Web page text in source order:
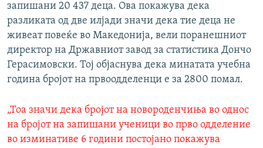
запишани 20 437 деца. Ова покажува дека
разликата од две илјади значи дека тие деца не
живеат повеќе во Македонија, вели поранешниот
директор на Државниот завод за статистика Дончо
Герасимовски. Тој објаснува дека минатата учебна
година бројот на првоодделенци е за 2800 помал.
„Тоа значи дека бројот на новороденчиња во однос
на бројот на запишани ученици во прво одделение
во изминативе 6 години постојано покажува